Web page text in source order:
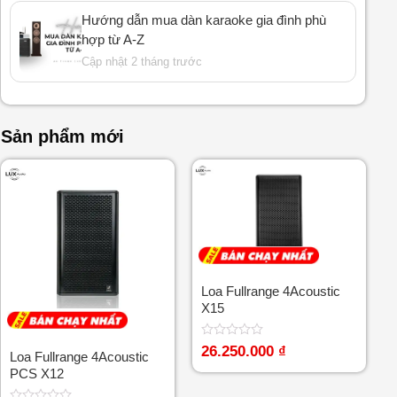
Hướng dẫn mua dàn karaoke gia đình phù
hợp từ A-Z
Cập nhật 2 tháng trước
Sản phẩm mới
Loa Fullrange 4Acoustic
PCS X12
Loa Fullrange 4Acoustic
X15
Được
xếp
hạng
26.250.000 ₫